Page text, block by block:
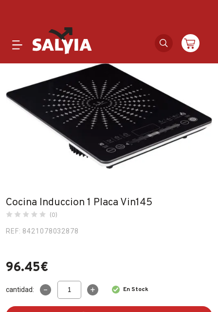
Productos
Novedades
Outlet
Catálogos
Fabricantes
Conócenos
Cocina Induccion 1 Placa Vin145
(0)
REF: 8421078032878
96.45€
cantidad:
Cocina
Induccion
En Stock